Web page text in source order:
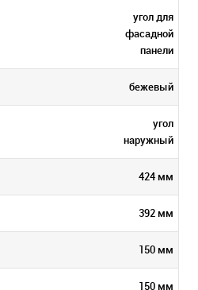
угол для
фасадной
панели
бежевый
угол
наружный
424 мм
392 мм
150 мм
150 мм